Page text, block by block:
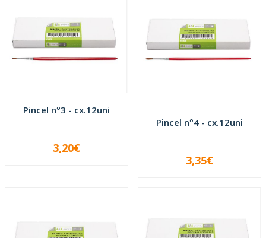
Pincel nº3 - cx.12uni
+
3,20€
Pincel nº4 - cx.12uni
+
3,35€